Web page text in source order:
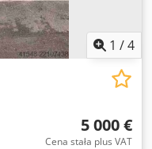
1 /4
5 000 €
Cena stała plus VAT